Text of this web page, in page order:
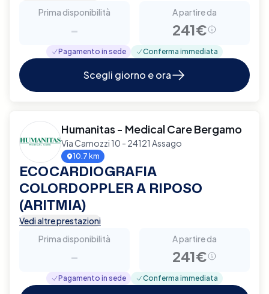
Prima disponibilità
-
A partire da
241€
Pagamento in sede Conferma immediata
Scegli giorno e ora
Humanitas - Medical Care Bergamo
Via Camozzi 10 - 24121 Assago
10.7 km
ECOCARDIOGRAFIA
COLORDOPPLER A RIPOSO
(ARITMIA)
Vedi altre prestazioni
Prima disponibilità
-
A partire da
241€
Pagamento in sede Conferma immediata